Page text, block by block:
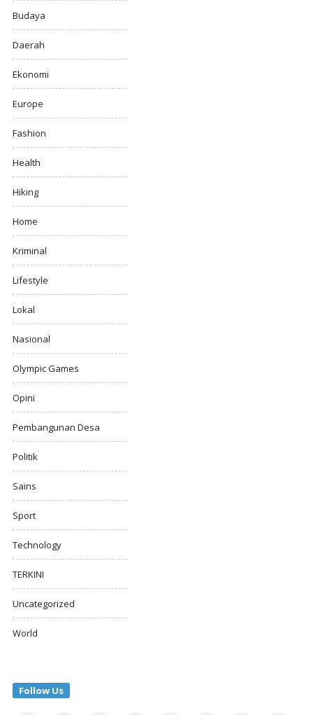
Budaya
Daerah
Ekonomi
Europe
Fashion
Health
Hiking
Home
Kriminal
Lifestyle
Lokal
Nasional
Olympic Games
Opini
Pembangunan Desa
Politik
Sains
Sport
Technology
TERKINI
Uncategorized
World
Follow Us